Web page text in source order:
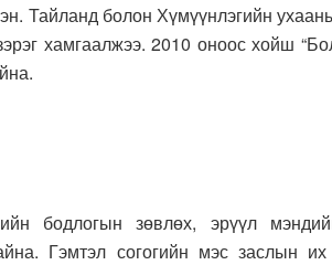
Тайланд болон Хүмүүнлэгийн
хамгаалжээ. 2010 оноос хойш
бодлогын зөвлөх, эрүүл
Гэмтэл согогийн мэс заслын